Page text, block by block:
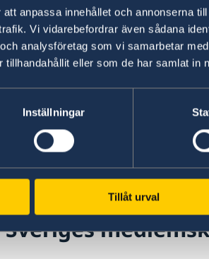
anpassa innehållet och annonserna
Vi vidarebefordrar även sådana
analysföretag som vi samarbetar
tillhandahållit eller som de har samlat in
Inställningar
Tillåt urval
Utrikesdeklarationen
för året.
Fortsatt starkt
Sedan Rysslands storskaliga
till Ukraina uppgått till cirka 30
annat militärt stöd, avancerade
Sverige stödjer också Ukrainas
Sveriges